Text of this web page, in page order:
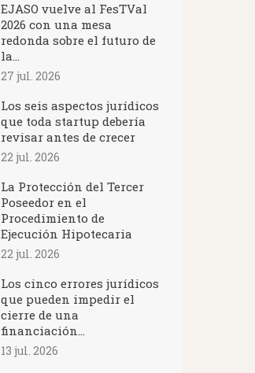
EJASO vuelve al FesTVal
2026 con una mesa
redonda sobre el futuro de
la...
27 jul. 2026
Los seis aspectos jurídicos
que toda startup debería
revisar antes de crecer
22 jul. 2026
La Protección del Tercer
Poseedor en el
Procedimiento de
Ejecución Hipotecaria
22 jul. 2026
Los cinco errores jurídicos
que pueden impedir el
cierre de una
financiación...
13 jul. 2026